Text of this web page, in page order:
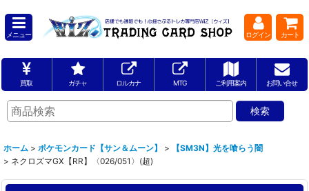
メニュー ログイン カート
買取 ガチャ ロルカナ MTG ご利用案内 お問い合せ
ホーム > ポケモンカード【サン＆ムーン】 >
【SM3N】光を喰らう闇
> ネクロズマGX【RR】〈026/051〉(超)